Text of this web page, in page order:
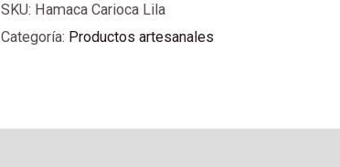
SKU: Hamaca Carioca Lila
Categoría: Productos artesanales